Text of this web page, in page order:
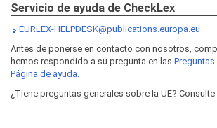
Servicio de ayuda de CheckLex
EURLEX-HELPDESK@publications.europa.eu
Antes de ponerse en contacto con nosotros,
hemos respondido a su pregunta en las
Página de ayuda.
¿Tiene preguntas generales sobre la UE? Consulte